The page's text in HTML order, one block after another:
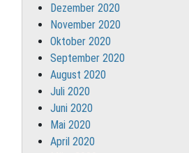
Dezember 2020
November 2020
Oktober 2020
September 2020
August 2020
Juli 2020
Juni 2020
Mai 2020
April 2020